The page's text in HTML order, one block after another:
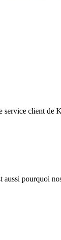
service client
pourquoi